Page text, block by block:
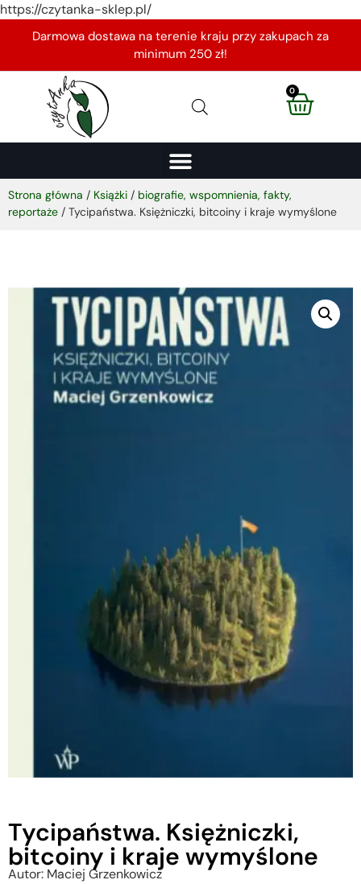
https://czytanka-sklep.pl/
Darmowa dostawa na terenie kraju przy zakupach za
minimum 250 zł!
0
Strona główna / Książki / biografie, wspomnienia, fakty,
reportaże / Tycipaństwa. Księżniczki, bitcoiny i kraje wymyślone
Tycipaństwa. Księżniczki,
bitcoiny i kraje wymyślone
Autor: Maciej Grzenkowicz